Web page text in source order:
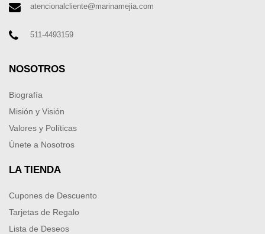
atencionalcliente@marinamejia.com
511-4493159
NOSOTROS
Biografía
Misión y Visión
Valores y Políticas
Únete a Nosotros
LA TIENDA
Cupones de Descuento
Tarjetas de Regalo
Lista de Deseos